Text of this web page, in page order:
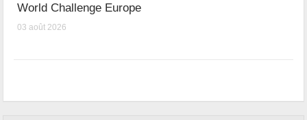
World Challenge Europe
03 août 2026